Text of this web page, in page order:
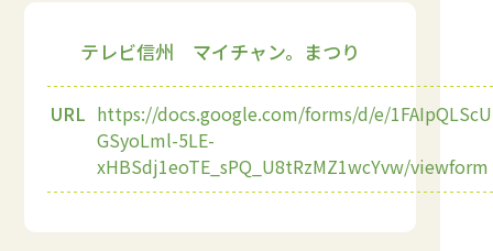
テレビ信州 マイチャン。まつり
URL https://docs.google.com/forms/d/e/
GSyoLml-5LE-
xHBSdj1eoTE_sPQ_U8tRzMZ1wcYvw/viewform